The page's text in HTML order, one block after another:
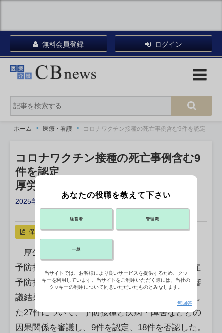
無料会員登録 ログイン
ホーム 医療・看護 コロナワクチン接種の死亡事例含む9件を認定
コロナワクチン接種の死亡事例含む9
件を認定
厚労省の予防接種審査分科会
2025年06月20日 18:40
リンクをコピー
保存
厚生労働省は、疾病・障害認定審査会感染症・
予防接種審査分科会の新型コロナウイルス感染症
予防接種健康被害審査第二部会（19日開催）の審
議結果を公表した。新型コロナワクチンを接種し
た27件について、予防接種と疾病・障害などとの
因果関係を審議し、9件を認定、18件を否認した。
あなたの役職を教えて下さい
経営者 管理職
一般
当サイトでは、お客様により良いサービスを提供するため、クッ
キーを利用しています。当サイトをご利用いただく際には、当社の
クッキーの利用について同意いただいたものとみなします。
無回答